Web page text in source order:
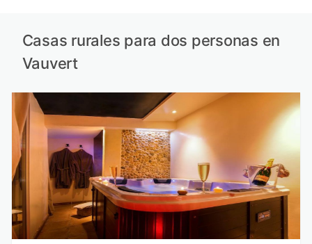
Casas rurales para dos personas en
Vauvert